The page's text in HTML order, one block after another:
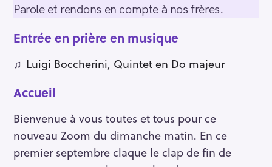
Parole et rendons en compte à nos frères.
Entrée en prière en musique
♫ Luigi Boccherini, Quintet en Do majeur
Accueil
Bienvenue à vous toutes et tous pour ce
nouveau Zoom du dimanche matin. En ce
premier septembre claque le clap de fin de